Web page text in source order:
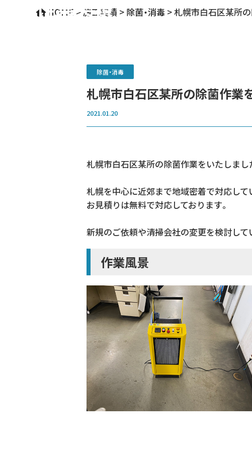
作業実績
HOME > 施工実績 > 除菌・消毒 >札幌市白石区某所
除菌・消毒
札幌市白石区某所の除菌作業
2021.01.20
札幌市白石区某所の除菌作業をいたしまし
札幌を中心に近郊まで地域密着で対応して
お見積りは無料で対応しております。
新規のご依頼や清掃会社の変更を検討し
作業風景